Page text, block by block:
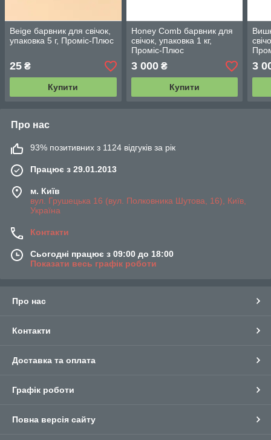
Beige барвник для свічок,
упаковка 5 г, Проміс-Плюс
25 ₴
Купити
Honey Comb барвник для
свічок, упаковка 1 кг,
Проміс-Плюс
3 000₴
Купити
3
Про нас
93% позитивних з 1124 відгуків за рік
Працює з 29.01.2013
м. Київ
вул. Грушецька 16 (вул. Полковника Шутова, 16), Київ,
Україна
Контакти
Сьогодні працює з 09:00 до 18:00
Показати весь графік роботи
Про нас
Контакти
Доставка та оплата
Графік роботи
Повна версія сайту